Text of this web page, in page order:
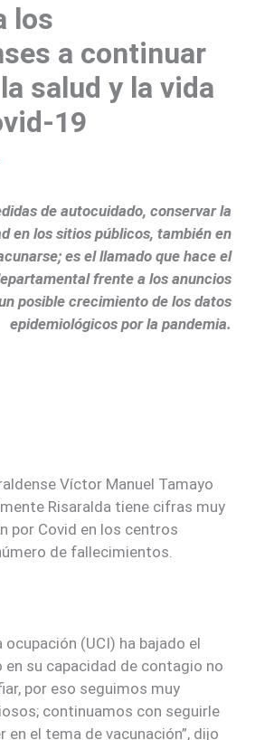
los
a continuar
salud y la vida
19
de autocuidado, conservar la
en los sitios públicos, también en
es el llamado que hace el
frente a los anuncios
posible crecimiento de los datos
epidemiológicos por la pandemia.
Víctor Manuel Tamayo
Risaralda tiene cifras muy
por Covid en los centros
de fallecimientos.
ocupación (UCI) ha bajado el
en su capacidad de contagio no
por eso seguimos muy
continuamos con seguirle
en el tema de vacunación”, dijo